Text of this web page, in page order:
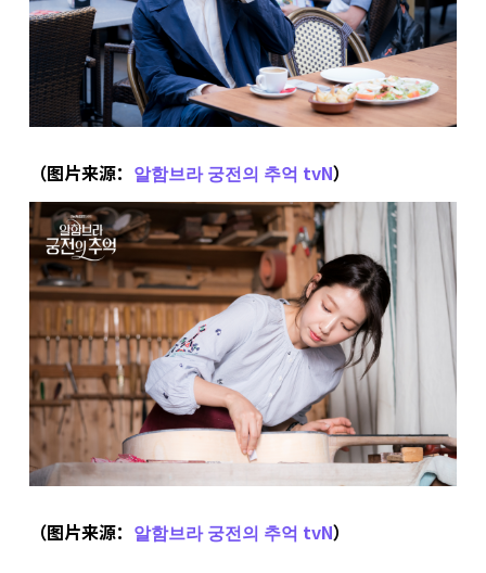
（图片来源： 알함브라 궁전의 추억 tvN）
（图片来源： 알함브라 궁전의 추억 tvN）